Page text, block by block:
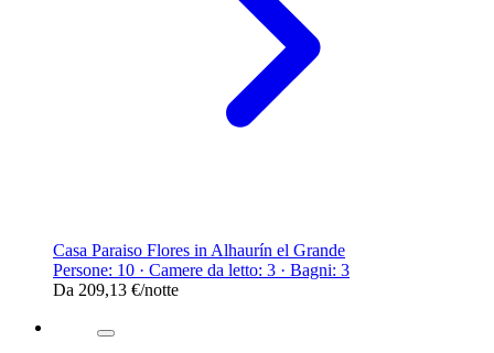
Casa Paraiso Flores in Alhaurín el Grande
Persone: 10 · Camere da letto: 3 · Bagni: 3
Da 209,13 €/notte